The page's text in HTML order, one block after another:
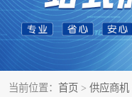
当前位置： 首页 > 供应商机
纯碱
草酸
聚合氯化铝